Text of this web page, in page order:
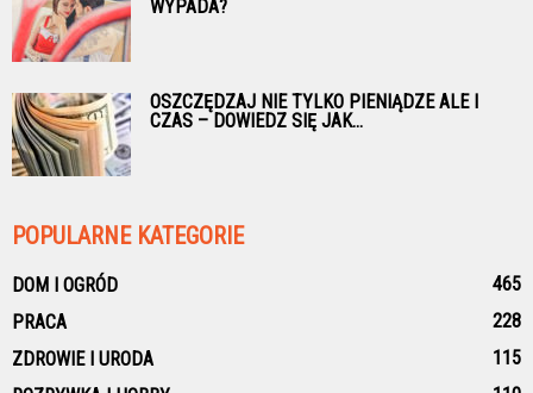
WYPADA?
OSZCZĘDZAJ NIE TYLKO PIENIĄDZE ALE I
CZAS – DOWIEDZ SIĘ JAK...
POPULARNE KATEGORIE
DOM I OGRÓD
465
PRACA
228
ZDROWIE I URODA
115